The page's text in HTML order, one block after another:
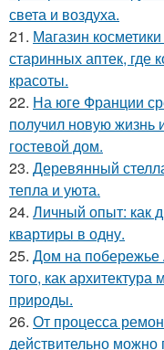
света и воздуха.
21. Магазин
старинных аптек, где
красоты.
22. На юге Франции
получил новую жизнь
гостевой дом.
23. Деревянный
тепла и уюта.
24. Личный опыт: как
квартиры в одну.
25. Дом на побережье
того, как
природы.
26. От процесса
действительно можно